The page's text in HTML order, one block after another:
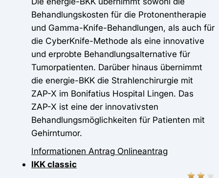
Behandlungskosten für die Protonentherapie
und Gamma-Knife-Behandlungen, als auch für
die CyberKnife-Methode als eine innovative
und erprobte Behandlungsalternative für
Tumorpatienten. Darüber hinaus übernimmt
die energie-BKK die Strahlenchirurgie mit
ZAP-X im Bonifatius Hospital Lingen. Das
ZAP-X ist eine der innovativsten
Behandlungsmöglichkeiten für Patienten mit
Gehirntumor.
Informationen Antrag Onlineantrag
IKK classic